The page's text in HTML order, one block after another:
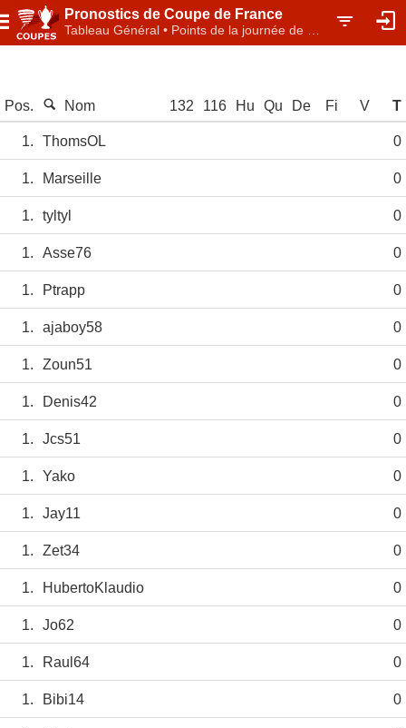
Pronostics de Coupe de France
Pos. Nom 132 116 Hu Qu De Fi V T
1. ThomsOL 0
1. Marseille 0
1. tyltyl 0
1. Asse76 0
1. Ptrapp 0
1. ajaboy58 0
1. Zoun51 0
1. Denis42 0
1. Jcs51 0
1. Yako 0
1. Jay11 0
1. Zet34 0
1. HubertoKlaudio 0
1. Jo62 0
1. Raul64 0
1. Bibi14 0